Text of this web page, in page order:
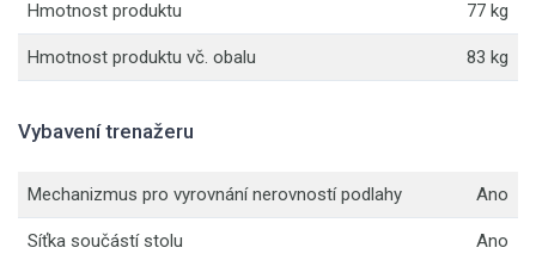
Hmotnost produktu 77 kg
Hmotnost produktu vč. obalu 83 kg
Vybavení trenažeru
Mechanizmus pro vyrovnání nerovností podlahy Ano
Síťka součástí stolu Ano